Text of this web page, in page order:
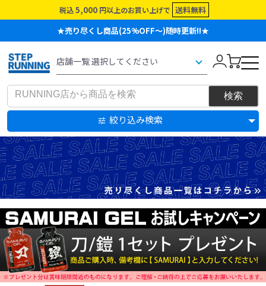
税込 5,000 円以上のお買い上げで 送料無料
★売り尽くし商品(25%OFF～)随時更新!!★
絞り込み検索